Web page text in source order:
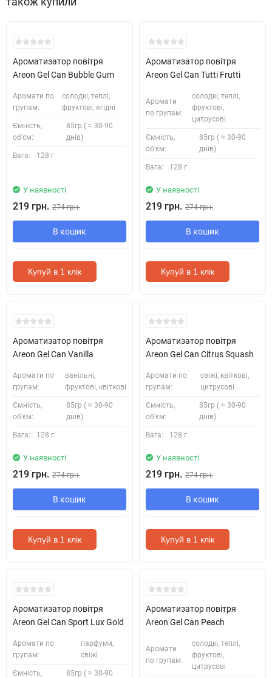
Ароматизатор повітря
Areon Gel Can Bubble Gum
Аромати по
групам:
солодкі, теплі,
фруктові, ягідні
Ємність,
об'єм:
85гр ( ≈ 30-90
днів)
Вага: 128 г
У наявності
219 грн. 274 грн.
В кошик
Купуй в 1 клік
Ароматизатор повітря
Areon Gel Can Tutti Frutti
Аромати
по групам:
солодкі, теплі,
фруктові,
цитрусові
Ємність,
об'єм:
85гр ( ≈ 30-90
днів)
Вага: 128 г
У наявності
219 грн. 274 грн.
В кошик
Купуй в 1 клік
Ароматизатор повітря
Areon Gel Can Vanilla
Аромати по
групам:
ванільні,
фруктові, квіткові
Ємність,
об'єм:
85гр ( ≈ 30-90
днів)
Вага: 128 г
У наявності
219 грн. 274 грн.
В кошик
Купуй в 1 клік
Ароматизатор повітря
Areon Gel Can Citrus Squash
Аромати по
групам:
свіжі, квіткові,
цитрусові
Ємність,
об'єм:
85гр ( ≈ 30-90
днів)
Вага: 128 г
У наявності
219 грн. 274 грн.
В кошик
Купуй в 1 клік
Ароматизатор повітря
Areon Gel Can Sport Lux Gold
Аромати по
групам:
парфуми,
свіжі
Ємність,
85гр ( ≈ 30-90
Ароматизатор повітря
Areon Gel Can Peach
Аромати
по групам:
солодкі, теплі,
фруктові,
цитрусові